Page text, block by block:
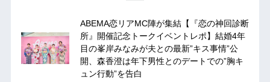
ABEMA恋リアMC陣が集結【『恋の神回診断
所』開催記念トークイベントレポ】結婚4年
目の峯岸みなみが夫との最新”キス事情”公
開、森香澄は年下男性とのデートでの”胸キ
ュン行動”を告白